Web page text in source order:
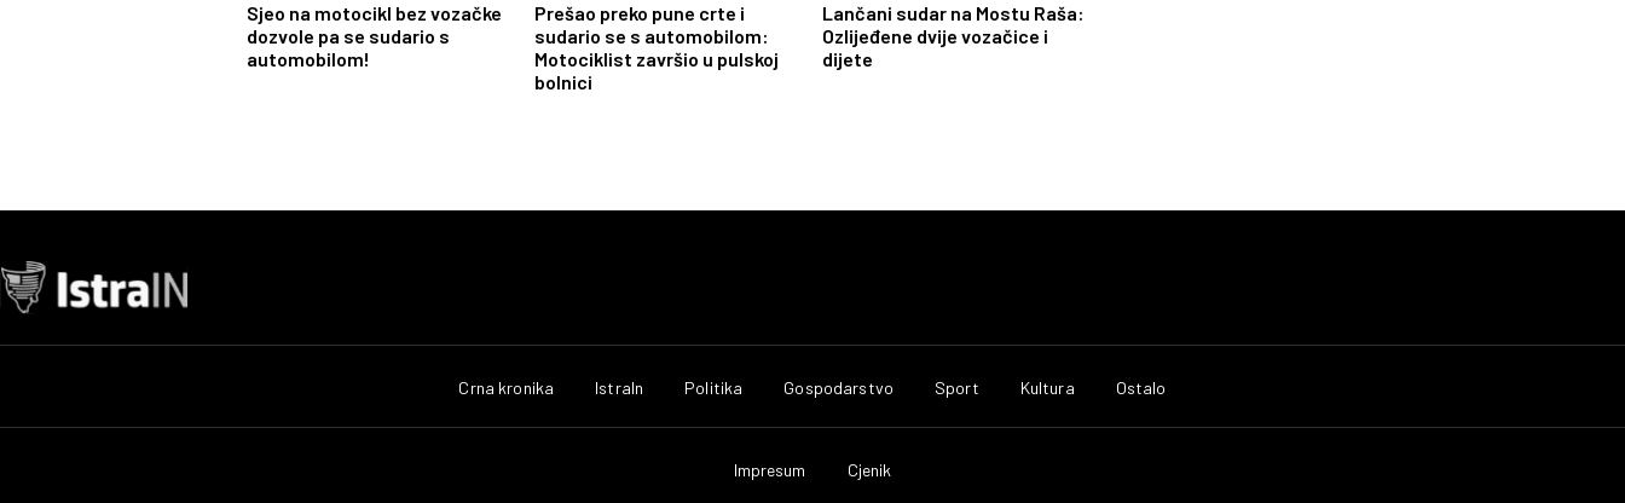
Sjeo na motocikl bez vozačke
dozvole pa se sudario s
automobilom!
Prešao preko pune crte i
sudario se s automobilom:
Motociklist završio u pulskoj
bolnici
Lančani sudar na Mostu Raša:
Ozlijeđene dvije vozačice i
dijete
Crna kronika IstraIn Politika Gospodarstvo Sport Kultura Ostalo
Impresum Cjenik